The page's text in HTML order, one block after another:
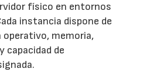
físico en entornos
instancia dispone de
memoria,
capacidad de